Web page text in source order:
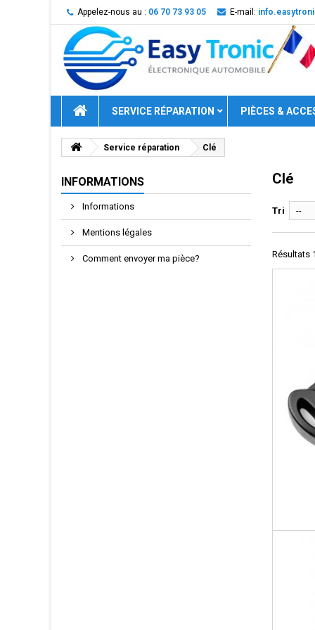
Appelez-nous au : 06 70 73 93 05 E-mail:
SERVICE RÉPARATION PIÈCES &
Service réparation Clé
INFORMATIONS
Informations
Mentions légales
Comment envoyer ma pièce?
Clé
Tri --
Résultats